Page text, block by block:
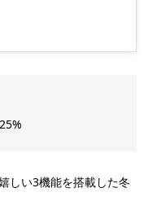
しい3機能を搭載した冬